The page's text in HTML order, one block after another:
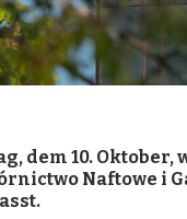
dem 10.
rnictwo Naftowe i